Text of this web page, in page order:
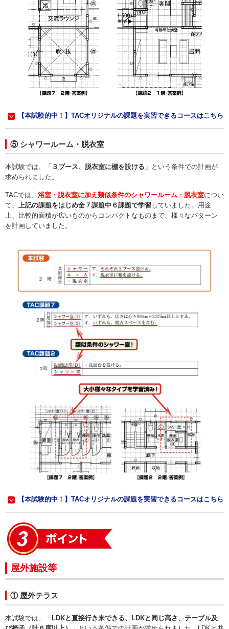
【本試験的中！】TACオリジナルの課題を実習できるコースはこちら
⑤ シャワールーム・脱衣室
本試験では、「 ３ブース、脱衣室に棚を設ける 」という条件での計画が
求められました。
TACでは、 浴室・脱衣室に加え類似条件のシャワールーム・脱衣室につい
て、
上記の課題をはじめ全７課題中６課題で学習していました。用途
上、比較的面積が広いものからコンパクトなものまで、様々なパターン
を計画していました。
【本試験的中！】TACオリジナルの課題を実習できるコースはこちら
屋外施設等
① 屋外テラス
本試験では、「LDKと直接行き来できる、LDKと同じ高さ、テーブル及